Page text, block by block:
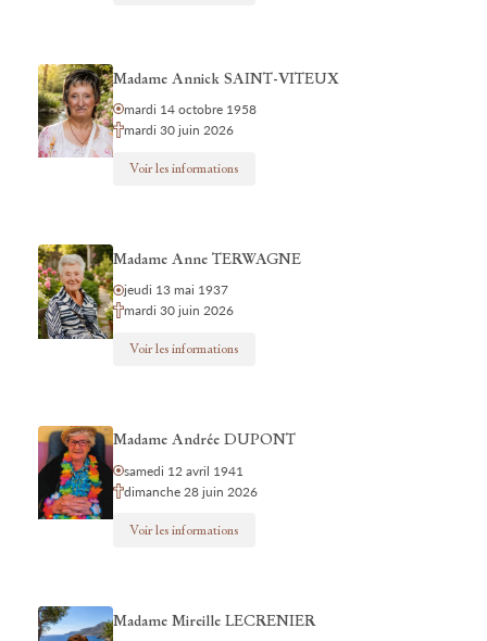
Madame Annick SAINT-VITEUX
mardi 14 octobre 1958
mardi 30 juin 2026
Voir les informations
Madame Anne TERWAGNE
jeudi 13 mai 1937
mardi 30 juin 2026
Voir les informations
Madame Andrée DUPONT
samedi 12 avril 1941
dimanche 28 juin 2026
Voir les informations
Madame Mireille LECRENIER